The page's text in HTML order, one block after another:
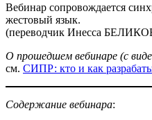
Вебинар сопровождается
жестовый язык.
(переводчик Инесса
О прошедшем вебинаре (с
см. СИПР: кто и как
Содержание вебинара: